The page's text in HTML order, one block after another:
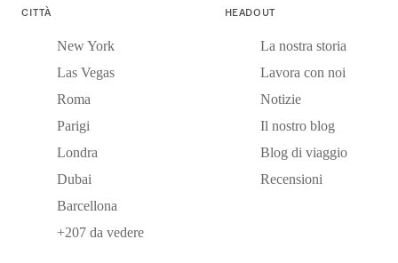
CITTÀ
New York
Las Vegas
Roma
Parigi
Londra
Dubai
Barcellona
+207 da vedere
HEADOUT
La nostra storia
Lavora con noi
Notizie
Il nostro blog
Blog di viaggio
Recensioni